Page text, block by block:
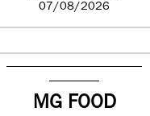
07/08/2026
MG FOOD